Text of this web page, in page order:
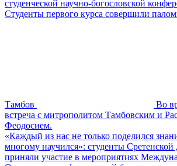
студенческой научно-богословской
Студенты первого курса совершили
Тамбов
Во
встреча с митрополитом Тамбовским и
Феодосием.
«Каждый из нас не только поделился
многому научился»: студенты
приняли участие в мероприятиях